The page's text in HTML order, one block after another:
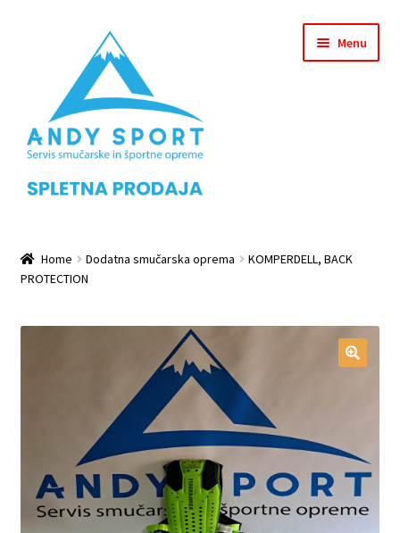
navigation
Menu
Checkout
Košarica
Login Customizer
My account
Pravilnik o zasebnosti
Home Dodatna smučarska oprema
KOMPERDELL, BACK
PROTECTION